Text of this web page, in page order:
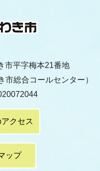
平字梅本21番地
市総合コールセンター）
クセス
ップ